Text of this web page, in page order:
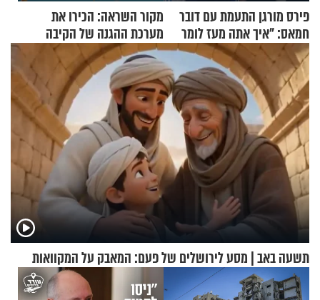
פירס מורגן התעמת עם דובר
חמאס: "איך אתה מעז לומר
שלא ביצעתם פשעי מלחמה?!"
מקור השראה: הכירו את
מערכת ההגנה של הקיבה
תשעה באב | מסע לירושלים של פעם: המאבק על המקוואות